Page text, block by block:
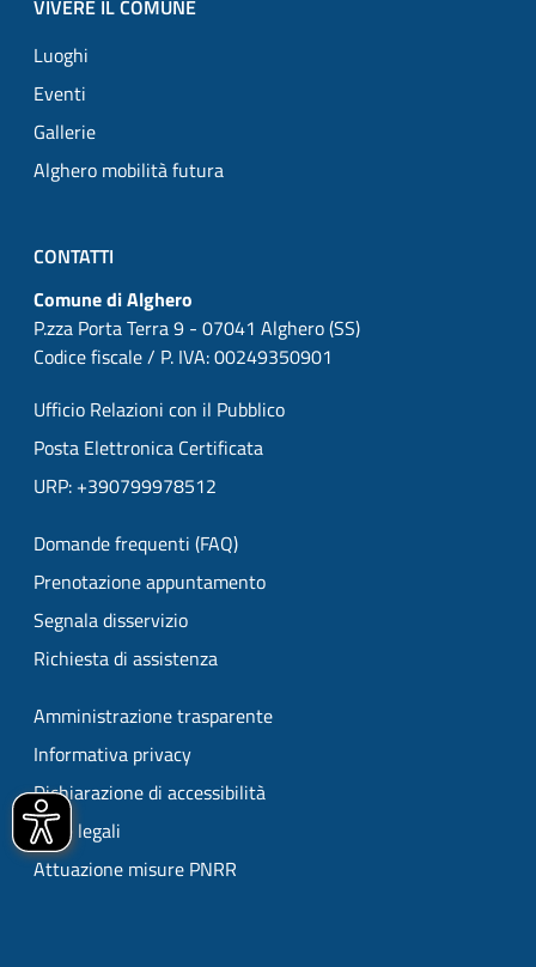
VIVERE IL COMUNE
Luoghi
Eventi
Gallerie
Alghero mobilità futura
CONTATTI
Comune di Alghero
P.zza Porta Terra 9 - 07041 Alghero (SS)
Codice fiscale / P. IVA: 00249350901
Ufficio Relazioni con il Pubblico
Posta Elettronica Certificata
URP: +390799978512
Domande frequenti (FAQ)
Prenotazione appuntamento
Segnala disservizio
Richiesta di assistenza
Amministrazione trasparente
Informativa privacy
Dichiarazione di accessibilità
Note legali
Attuazione misure PNRR